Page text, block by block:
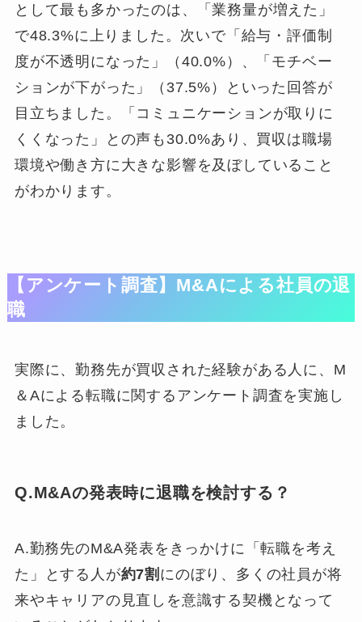
として最も多かったのは、「業務量が増えた」
で48.3%に上りました。次いで「給与・評価制
度が不透明になった」（40.0%）、「モチベー
ションが下がった」（37.5%）といった回答が
目立ちました。「コミュニケーションが取りに
くくなった」との声も30.0%あり、買収は職場
環境や働き方に大きな影響を及ぼしていること
がわかります。
【アンケート調査】M&Aによる社員の退
職
実際に、勤務先が買収された経験がある人に、M
＆Aによる転職に関するアンケート調査を実施し
ました。
Q.M&Aの発表時に退職を検討する？
A.勤務先のM&A発表をきっかけに「転職を考え
た」とする人が約7割 にのぼり、多くの社員が将
来やキャリアの見直しを意識する契機となって